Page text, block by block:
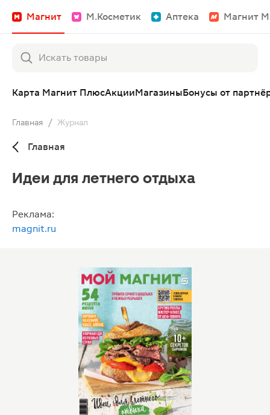
Магнит М.Косметик Аптека Магнит
Карта Магнит ПлюсАкцииМагазиныБонусы от
Главная / Журнал
Главная
Идеи для летнего отдыха
Реклама:
magnit.ru